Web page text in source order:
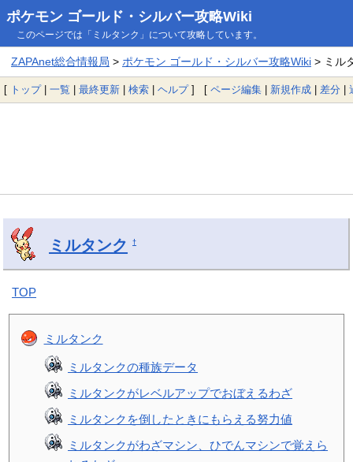
ポケモン ゴールド・シルバー攻略Wiki
このページでは「ミルタンク」について攻略しています。
ZAPAnet総合情報局 > ポケモン ゴールド・シルバー攻略Wiki> ミル
[ トップ| 一覧 | 最終更新 | 検索 | ヘルプ] [ ページ編集 | 新規作成 | 差分 |
ミルタンク †
TOP
ミルタンク
ミルタンクの種族データ
ミルタンクがレベルアップでおぼえるわざ
ミルタンクを倒したときにもらえる努力値
ミルタンクがわざマシン、ひでんマシンで覚えら